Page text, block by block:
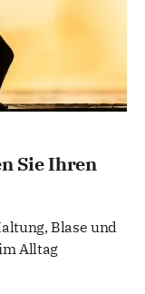
Sie Ihren
Blase und
Alltag